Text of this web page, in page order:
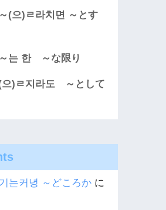
(으)ㄹ라치면 ～とす
는 한 ～な限り
으)ㄹ지라도 ～として
는커녕 ～どころか に